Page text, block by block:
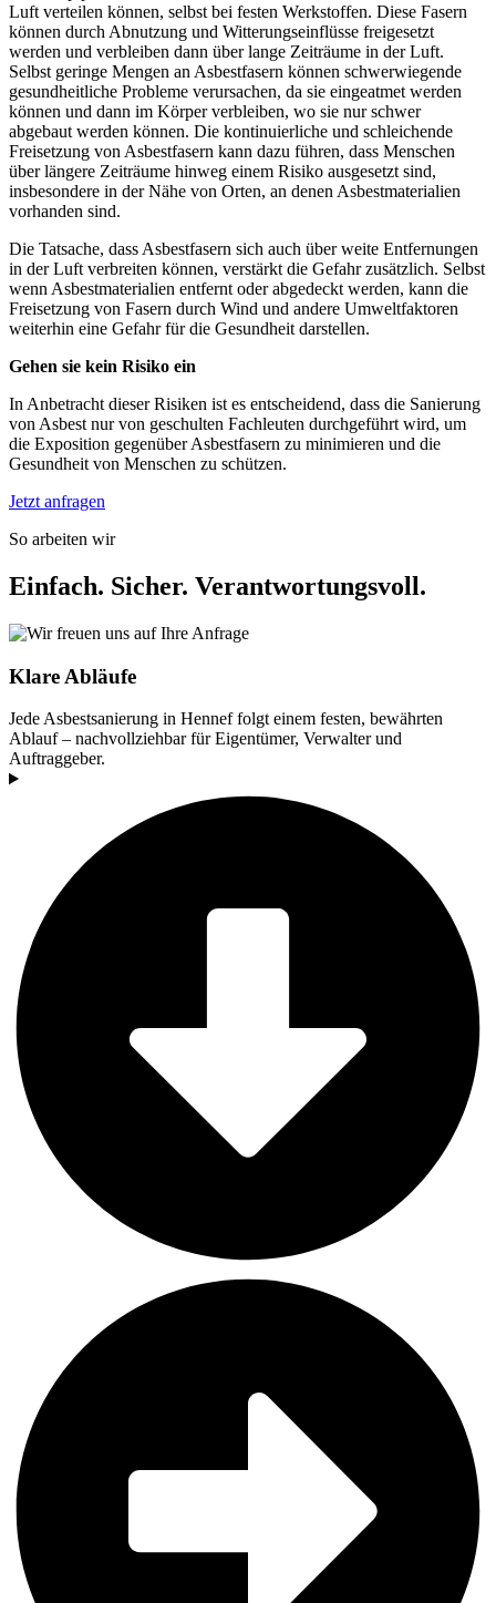
Luft verteilen können, selbst bei festen Werkstoffen. Diese Fasern
können durch Abnutzung und Witterungseinflüsse freigesetzt
werden und verbleiben dann über lange Zeiträume in der Luft.
Selbst geringe Mengen an Asbestfasern können schwerwiegende
gesundheitliche Probleme verursachen, da sie eingeatmet werden
können und dann im Körper verbleiben, wo sie nur schwer
abgebaut werden können. Die kontinuierliche und schleichende
Freisetzung von Asbestfasern kann dazu führen, dass Menschen
über längere Zeiträume hinweg einem Risiko ausgesetzt sind,
insbesondere in der Nähe von Orten, an denen Asbestmaterialien
vorhanden sind.
Die Tatsache, dass Asbestfasern sich auch über weite Entfernungen
in der Luft verbreiten können, verstärkt die Gefahr zusätzlich. Selbst
wenn Asbestmaterialien entfernt oder abgedeckt werden, kann die
Freisetzung von Fasern durch Wind und andere Umweltfaktoren
weiterhin eine Gefahr für die Gesundheit darstellen.
Gehen sie kein Risiko ein
In Anbetracht dieser Risiken ist es entscheidend, dass die Sanierung
von Asbest nur von geschulten Fachleuten durchgeführt wird, um
die Exposition gegenüber Asbestfasern zu minimieren und die
Gesundheit von Menschen zu schützen.
Jetzt anfragen
So arbeiten wir
Einfach. Sicher. Verantwortungsvoll.
Klare Abläufe
Jede Asbestsanierung in Hennef folgt einem festen, bewährten
Ablauf – nachvollziehbar für Eigentümer, Verwalter und
Auftraggeber.